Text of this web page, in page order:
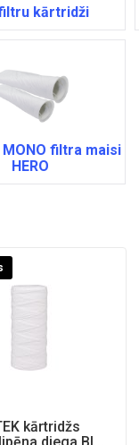
kārtridži
MONO filtra maisi
HERO
kārtridžs